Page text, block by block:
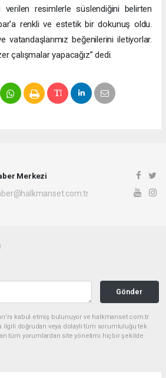
verilen resimlerle süslendiğini belirten
renkli ve estetik bir dokunuş oldu.
vatandaşlarımız beğenilerini iletiyorlar.
çalışmalar yapacağız” dedi.
Merkezi
Gönder
kabul etmiş bulunuyor ve halkmanset.com.tr
ilgili doğrudan veya dolaylı tüm sorumluluğu tek
tüm yorumlardan site yönetimi hiçbir şekilde